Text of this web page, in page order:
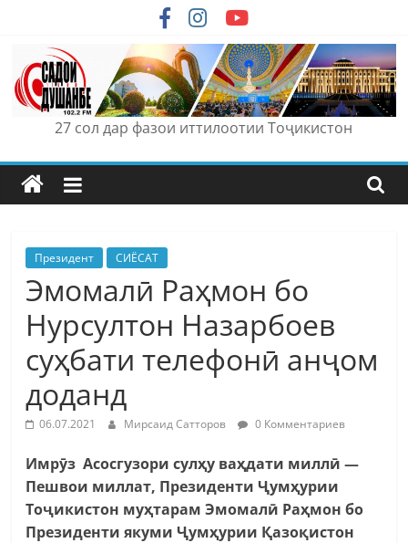
content
27 сол дар фазои иттилоотии Тоҷикистон
Президент СИЁСАТ
Эмомалӣ Раҳмон бо
Нурсултон Назарбоев
суҳбати телефонӣ анҷом
доданд
06.07.2021 Мирсаид Сатторов 0 Комментариев
Имрӯз Асосгузори сулҳу ваҳдати миллӣ —
Пешвои миллат, Президенти Ҷумҳурии
Тоҷикистон муҳтарам Эмомалӣ Раҳмон бо
Президенти якуми Ҷумҳурии Қазоқистон